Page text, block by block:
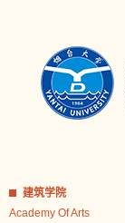
建筑学院
Academy Of Arts